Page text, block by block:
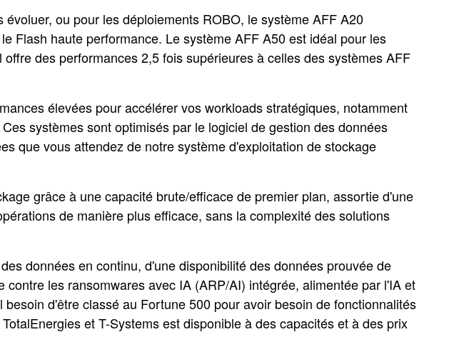
ou pour les déploiements ROBO, le système AFF A20
Flash haute performance. Le système AFF A50 est idéal pour les
des performances 2,5 fois supérieures à celles des systèmes AFF
élevées pour accélérer vos workloads stratégiques, notamment
systèmes sont optimisés par le logiciel de gestion des données
que vous attendez de notre système d'exploitation de stockage
grâce à une capacité brute/efficace de premier plan, assortie d'une
de manière plus efficace, sans la complexité des solutions
données en continu, d'une disponibilité des données prouvée de
les ransomwares avec IA (ARP/AI) intégrée, alimentée par l'IA et
d'être classé au Fortune 500 pour avoir besoin de fonctionnalités
et T-Systems est disponible à des capacités et à des prix